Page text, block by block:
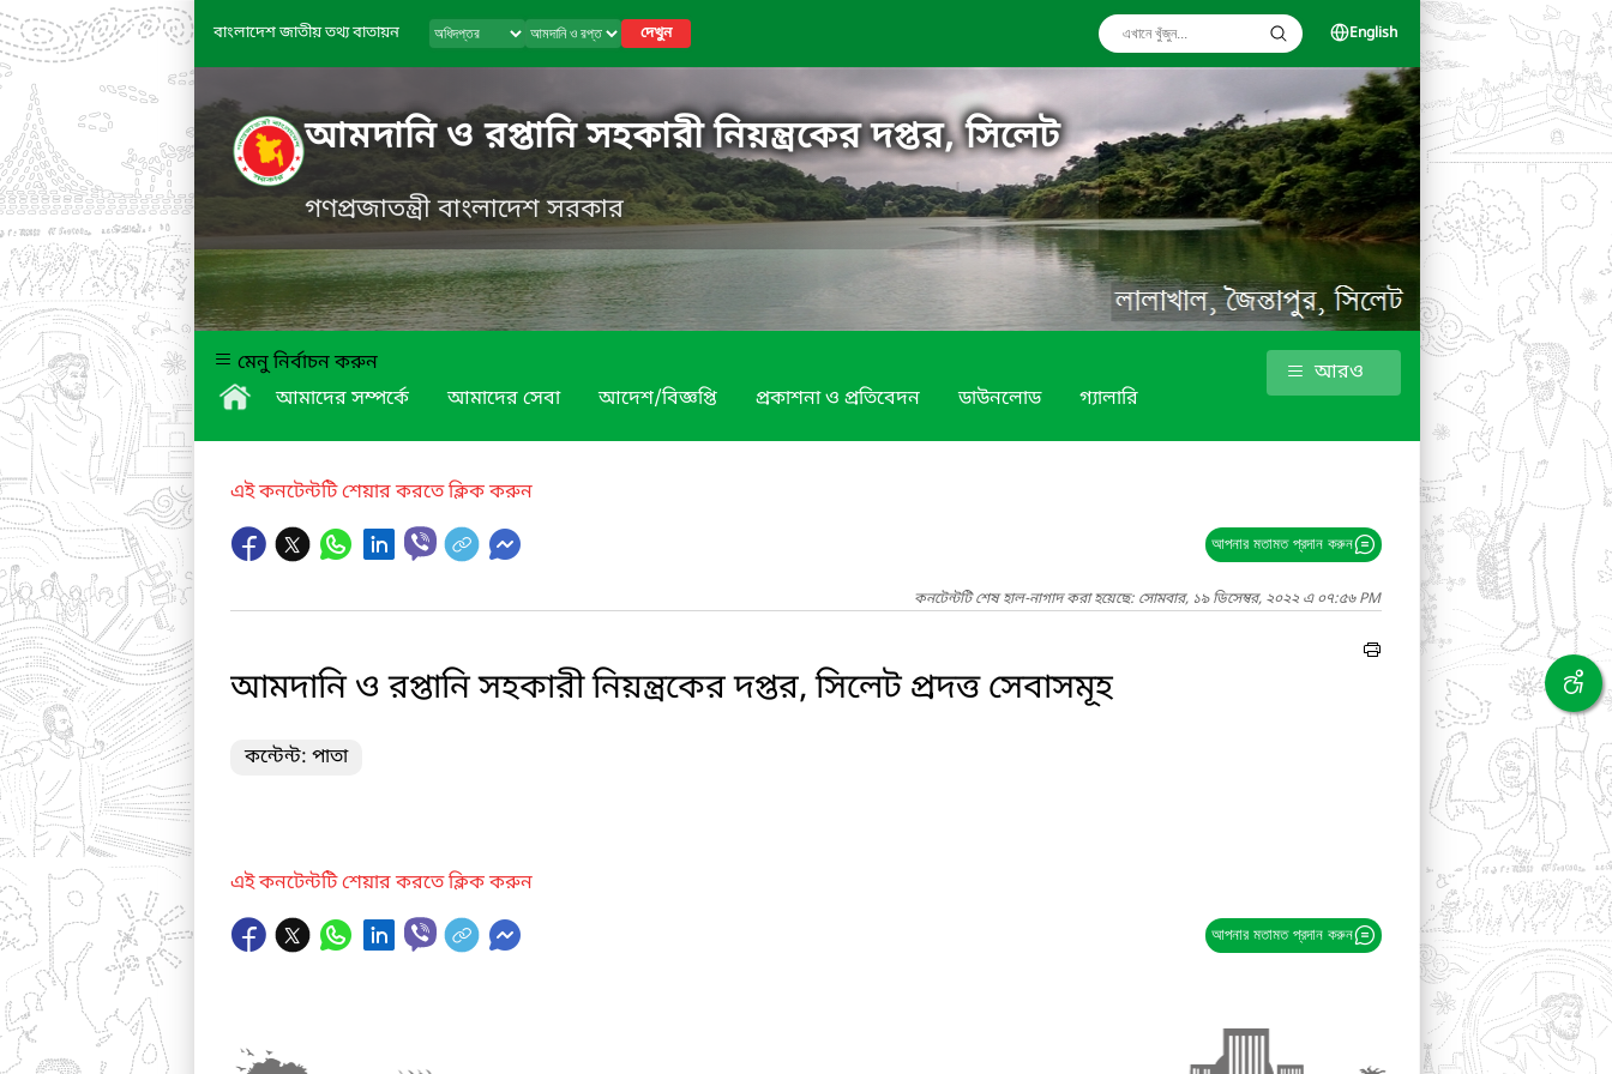
বাংলাদেশ জাতীয় তথ্য বাতায়ন দেখুন English
আমদানি ও রপ্তানি সহকারী নিয়ন্ত্রকের দপ্তর, সিলেট
গণপ্রজাতন্ত্রী বাংলাদেশ সরকার
মেনু নির্বাচন করুন
আমাদের সম্পর্কে
আমাদের সেবা আদেশ/বিজ্ঞপ্তি প্রকাশনা ও প্রতিবেদন ডাউনলোড গ্যালারি
আরও
এই কনটেন্টটি শেয়ার করতে ক্লিক করুন
আপনার মতামত প্রদান করুন
কনটেন্টটি শেষ হাল-নাগাদ করা হয়েছে: সোমবার, ১৯ ডিসেম্বর, ২০২২ এ ০৭:৫৬ PM
আমদানি ও রপ্তানি সহকারী নিয়ন্ত্রকের দপ্তর, সিলেট প্রদত্ত সেবাসমূহ
কন্টেন্ট: পাতা
এই কনটেন্টটি শেয়ার করতে ক্লিক করুন
আপনার মতামত প্রদান করুন